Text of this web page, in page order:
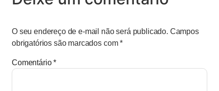
O seu endereço de e-mail não será publicado. Campos
obrigatórios são marcados com*
Comentário*